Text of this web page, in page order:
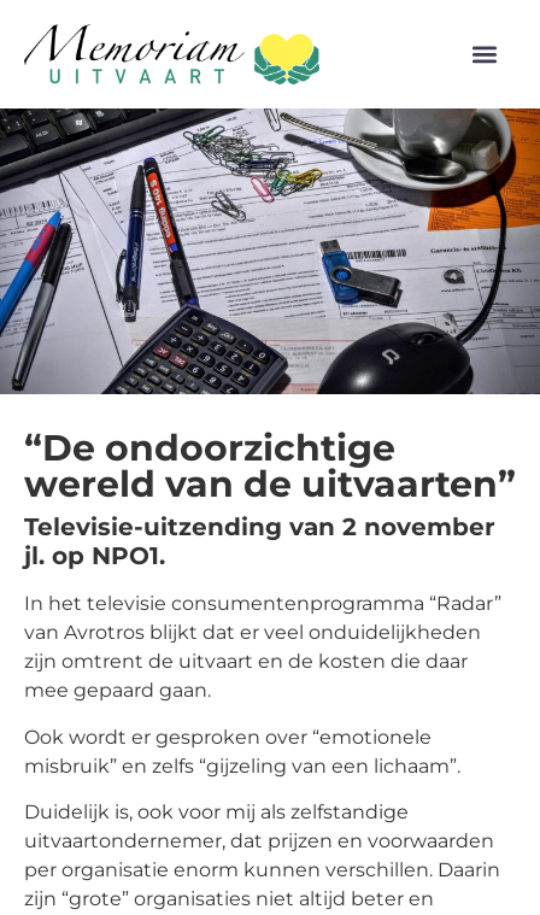
“De ondoorzichtige
wereld van de uitvaarten”
Televisie-uitzending van 2 november
jl. op NPO1.
In het televisie consumentenprogramma “Radar”
van Avrotros blijkt dat er veel onduidelijkheden
zijn omtrent de uitvaart en de kosten die daar
mee gepaard gaan.
Ook wordt er gesproken over “emotionele
misbruik” en zelfs “gijzeling van een lichaam”.
Duidelijk is, ook voor mij als zelfstandige
uitvaartondernemer, dat prijzen en voorwaarden
per organisatie enorm kunnen verschillen. Daarin
zijn “grote” organisaties niet altijd beter en